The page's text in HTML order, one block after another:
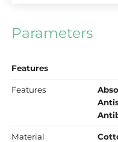
Parameters
Features
Features
Material